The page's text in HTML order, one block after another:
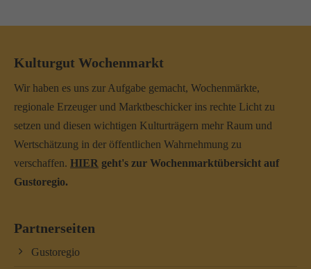
Kulturgut Wochenmarkt
Wir haben es uns zur Aufgabe gemacht, Wochenmärkte,
regionale Erzeuger und Marktbeschicker ins rechte Licht zu
setzen und diesen wichtigen Kulturträgern mehr Raum und
Wertschätzung in der öffentlichen Wahrnehmung zu
verschaffen. HIER geht's zur Wochenmarktübersicht auf
Gustoregio.
Partnerseiten
Gustoregio